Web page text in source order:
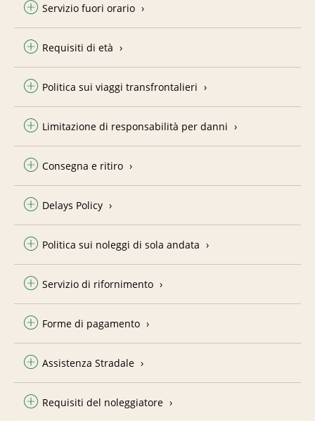
Servizio fuori orario
Requisiti di età
Politica sui viaggi transfrontalieri
Limitazione di responsabilità per danni
Consegna e ritiro
Delays Policy
Politica sui noleggi di sola andata
Servizio di rifornimento
Forme di pagamento
Assistenza Stradale
Requisiti del noleggiatore